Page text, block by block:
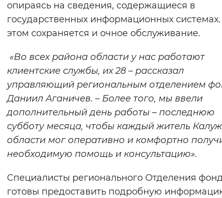
опираясь на сведения, содержащиеся в
государственных информационных
этом сохраняется и очное обслуживание.
«Во всех района области у нас работают
клиентские службы, их 28 – рассказал
управляющий региональным отделением
Даниил Аганичев. – Более того, мы ввели
дополнительный день работы – последнюю
субботу месяца, чтобы каждый житель
области мог оперативно и комфортно
необходимую помощь и консультацию».
Специалисты регионального Отделения
готовы предоставить подробную